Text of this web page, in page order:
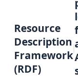
Resource
Description
Framework
(RDF)